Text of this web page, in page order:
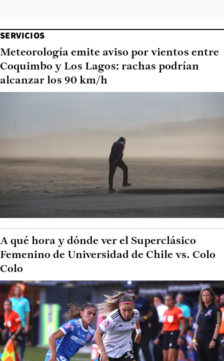
SERVICIOS
Meteorología emite aviso por vientos entre
Coquimbo y Los Lagos: rachas podrían
alcanzar los 90 km/h
A qué hora y dónde ver el Superclásico
Femenino de Universidad de Chile vs. Colo
Colo